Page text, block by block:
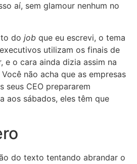
aí, sem glamour nenhum no
do job que eu escrevi, o tema
utilizam os finais de
e o cara ainda dizia assim na
não acha que as empresas
seus CEO prepararem
aos sábados, eles têm que
do texto tentando abrandar o